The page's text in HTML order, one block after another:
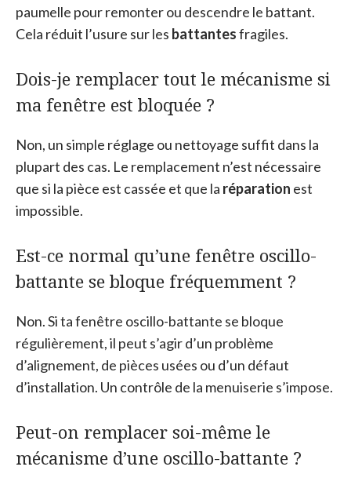
paumelle pour remonter ou descendre le battant.
Cela réduit l’usure sur les battantesfragiles.
Dois-je remplacer tout le mécanisme si
ma fenêtre est bloquée ?
Non, un simple réglage ou nettoyage suffit dans la
plupart des cas. Le remplacement n’est nécessaire
que si la pièce est cassée et que la réparation est
impossible.
Est-ce normal qu’une fenêtre oscillo-
battante se bloque fréquemment ?
Non. Si ta fenêtre oscillo-battante se bloque
régulièrement, il peut s’agir d’un problème
d’alignement, de pièces usées ou d’un défaut
d’installation. Un contrôle de la menuiserie s’impose.
Peut-on remplacer soi-même le
mécanisme d’une oscillo-battante ?